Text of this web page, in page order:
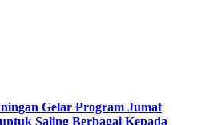
Gelar Program Jumat
Saling Berbagai Kepada